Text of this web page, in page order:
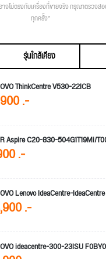
จไม่ตรงกับเครื่องที่ขายจริง กรุณาตรวจส
ทุกครั้ง*
รุ่นใกล้เคียง
ThinkCentre V530-22ICB
.-
Aspire C20-830-504G1T19Mi/
.-
Lenovo IdeaCentre-
.-
ideacentre-300-23ISU